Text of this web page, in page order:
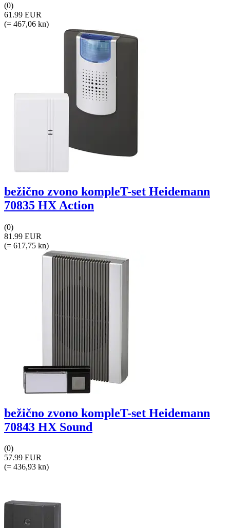
(0)
61.99 EUR
(= 467,06 kn)
bežično zvono kompleT-set Heidemann
70835 HX Action
(0)
81.99 EUR
(= 617,75 kn)
bežično zvono kompleT-set Heidemann
70843 HX Sound
(0)
57.99 EUR
(= 436,93 kn)